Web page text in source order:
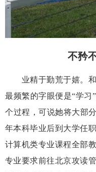
不矜
业精于勤荒于嬉。和
最频繁的字眼便是“学习
个过程，可说她将大部
年本科毕业后到 大学任职
计算机类专业课程全部
专业要求前往北京攻读